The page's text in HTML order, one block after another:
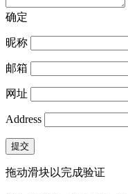
确定
昵称
邮箱
网址
Address
提交
拖动滑块以完成验证